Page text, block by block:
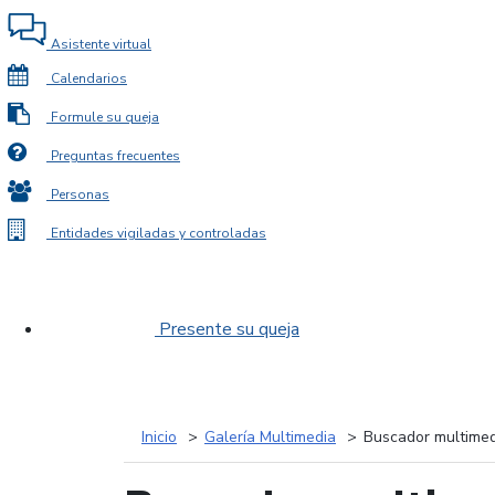
Asistente virtual
Calendarios
Formule su queja
Preguntas frecuentes
Personas
Entidades vigiladas y controladas
Presente su queja
Inicio Galería Multimedia Buscador